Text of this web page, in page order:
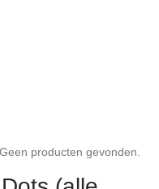
Geen producten gevonden.